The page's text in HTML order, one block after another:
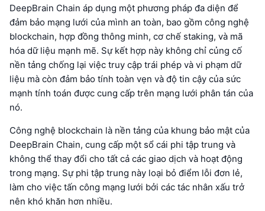
DeepBrain Chain áp dụng một phương pháp đa diện để
đảm bảo mạng lưới của mình an toàn, bao gồm công nghệ
blockchain, hợp đồng thông minh, cơ chế staking, và mã
hóa dữ liệu mạnh mẽ. Sự kết hợp này không chỉ củng cố
nền tảng chống lại việc truy cập trái phép và vi phạm dữ
liệu mà còn đảm bảo tính toàn vẹn và độ tin cậy của sức
mạnh tính toán được cung cấp trên mạng lưới phân tán của
nó.
Công nghệ blockchain là nền tảng của khung bảo mật của
DeepBrain Chain, cung cấp một sổ cái phi tập trung và
không thể thay đổi cho tất cả các giao dịch và hoạt động
trong mạng. Sự phi tập trung này loại bỏ điểm lỗi đơn lẻ,
làm cho việc tấn công mạng lưới bởi các tác nhân xấu trở
nên khó khăn hơn nhiều.